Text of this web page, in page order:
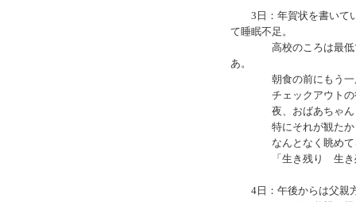
3日：年賀状を書いてい
て睡眠不足。
高校のころは最低で
あ。
朝食の前にもう一度
チェックアウトの後
夜、おばあちゃんと
特にそれが観たかっ
なんとなく眺めてる
「生き残り 生き残
4日：午後からは父親